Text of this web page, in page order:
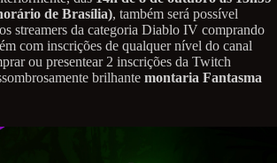
de Brasília), também será possível
streamers da categoria Diablo IV comprando
com inscrições de qualquer nível do canal
ou presentear 2 inscrições da Twitch
brilhante montaria Fantasma